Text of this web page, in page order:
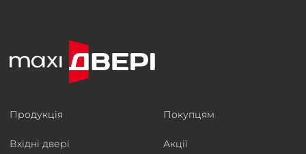
Продукція
Вхідні двері
Покупцям
Акції